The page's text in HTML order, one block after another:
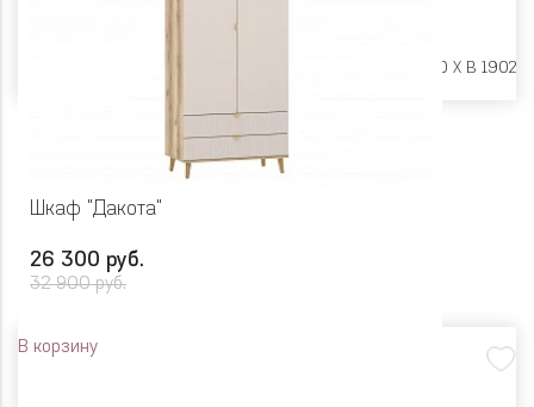
Ш 950 X Г 520 X В 1902
Шкаф "Дакота"
26 300 руб.
32 900 руб.
В корзину